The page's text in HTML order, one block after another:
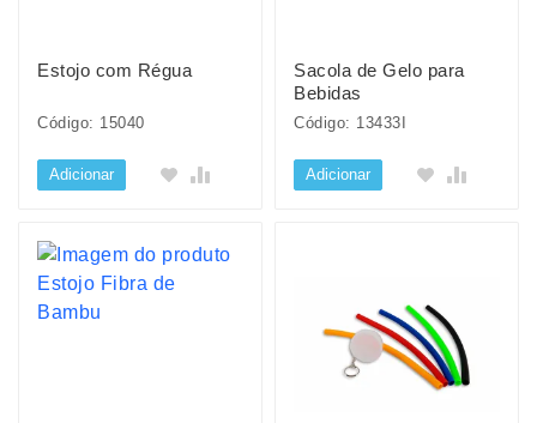
Estojo com Régua
Código: 15040
Adicionar
Sacola de Gelo para
Bebidas
Código: 13433I
Adicionar